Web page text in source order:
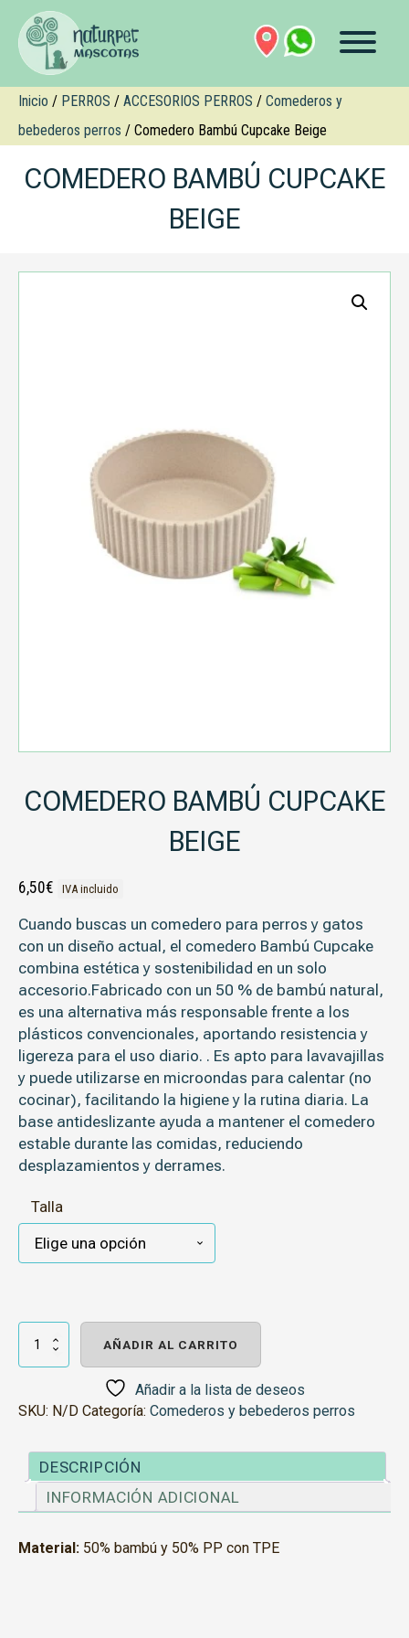
Inicio / PERROS / ACCESORIOS PERROS / Comederos y
bebederos perros / Comedero Bambú Cupcake Beige
COMEDERO BAMBÚ CUPCAKE
BEIGE
COMEDERO BAMBÚ CUPCAKE
BEIGE
6,50€ IVA incluido
Cuando buscas un comedero para perros y gatos
con un diseño actual, el comedero Bambú Cupcake
combina estética y sostenibilidad en un solo
accesorio.Fabricado con un 50 % de bambú natural,
es una alternativa más responsable frente a los
plásticos convencionales, aportando resistencia y
ligereza para el uso diario. . Es apto para lavavajillas
y puede utilizarse en microondas para calentar (no
cocinar), facilitando la higiene y la rutina diaria. La
base antideslizante ayuda a mantener el comedero
estable durante las comidas, reduciendo
desplazamientos y derrames.
Talla
Comedero
Bambú
Beige
AÑADIR AL CARRITO
Añadir a la lista de deseos
SKU: N/D Categoría: Comederos y bebederos perros
DESCRIPCIÓN
INFORMACIÓN ADICIONAL
Material: 50% bambú y 50% PP con TPE